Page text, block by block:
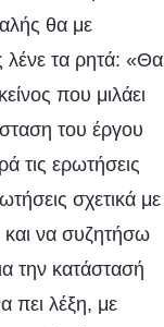
θα με
τα ρητά: «Θα
που μιλάει
του έργου
τις ερωτήσεις
σχετικά με
και να συζητήσω
την κατάστασή
πει λέξη, με